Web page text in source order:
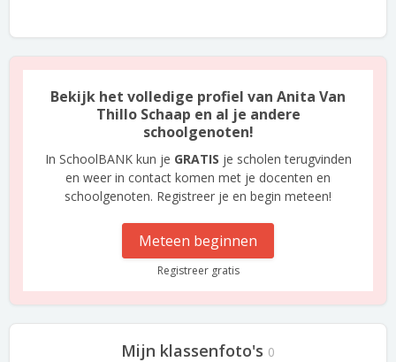
Bekijk het volledige profiel van Anita Van
Thillo Schaap en al je andere
schoolgenoten!
In SchoolBANK kun je GRATIS je scholen terugvinden
en weer in contact komen met je docenten en
schoolgenoten. Registreer je en begin meteen!
Meteen beginnen
Registreer gratis
Mijn klassenfoto's 0